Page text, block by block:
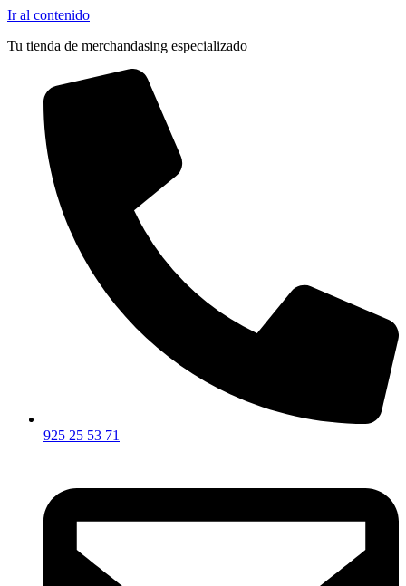
Ir al contenido
Tu tienda de merchandasing especializado
925 25 53 71